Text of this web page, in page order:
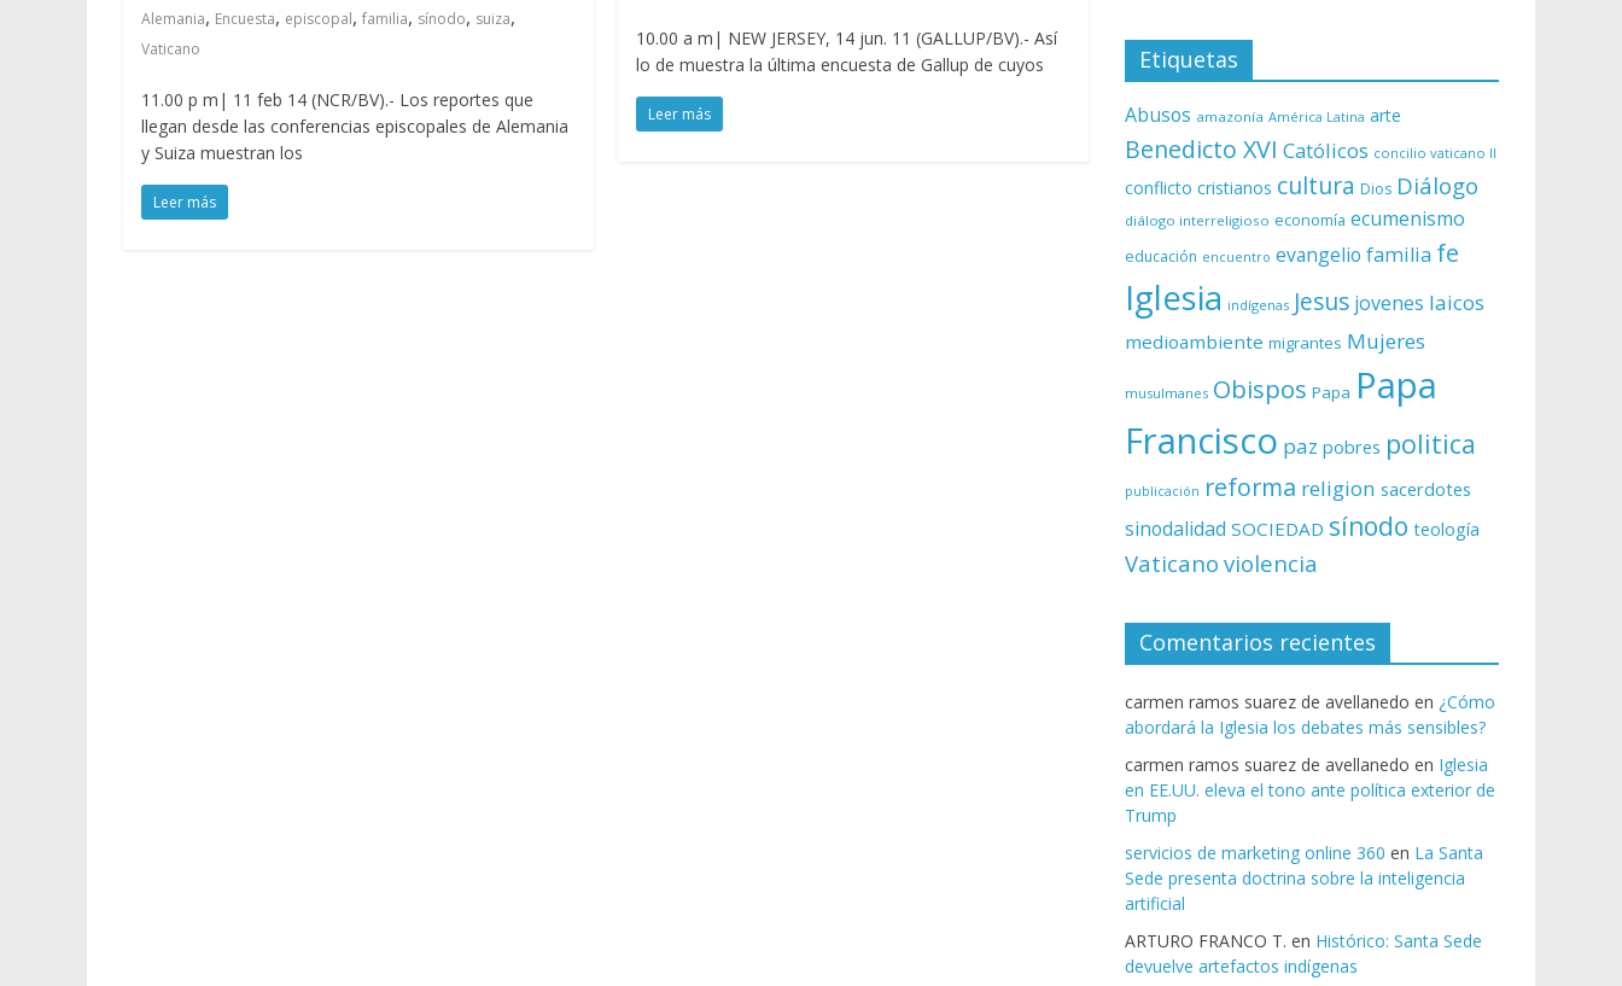
Alemania, Encuesta, episcopal, familia, sínodo, suiza,
Vaticano
11.00 p m| 11 feb 14 (NCR/BV).- Los reportes que
llegan desde las conferencias episcopales de Alemania
y Suiza muestran los
Leer más
10.00 a m| NEW JERSEY, 14 jun. 11 (GALLUP/BV).- Así
lo de muestra la última encuesta de Gallup de cuyos
Leer más
Etiquetas
Abusos amazonía América Latina arte
Benedicto XVI Católicos concilio vaticano II
conflicto cristianos cultura Dios Diálogo
diálogo interreligioso economía ecumenismo
educación encuentro evangelio familia fe
Iglesia indígenas Jesus jovenes laicos
medioambiente migrantes Mujeres
musulmanes Obispos Papa Papa
Francisco paz pobres politica
publicación reforma religion sacerdotes
sinodalidad SOCIEDAD sínodo teología
Vaticano violencia
Comentarios recientes
carmen ramos suarez de avellanedo en ¿Cómo
abordará la Iglesia los debates más sensibles?
carmen ramos suarez de avellanedo en Iglesia
en EE.UU. eleva el tono ante política exterior de
Trump
servicios de marketing online 360 en La Santa
Sede presenta doctrina sobre la inteligencia
artificial
ARTURO FRANCO T. en Histórico: Santa Sede
devuelve artefactos indígenas